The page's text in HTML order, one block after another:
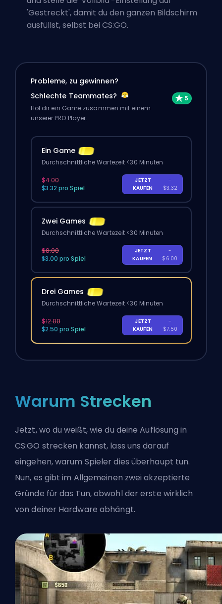
'Gestreckt', damit du den ganzen Bildschirm
ausfüllst, selbst bei CS:GO.
Probleme, zu gewinnen?
Schlechte Teammates?
Hol dir ein Game zusammen mit einem
unserer PRO Player.
Ein Game
Durchschnittliche Wartezeit <30 Minuten
$4.00
$3.32 pro Spiel
JETZT
KAUFEN
-
$3.32
Zwei Games
Durchschnittliche Wartezeit <30 Minuten
$8.00
$3.00 pro Spiel
JETZT
KAUFEN
-
$6.00
Drei Games
Durchschnittliche Wartezeit <30 Minuten
$12.00
$2.50 pro Spiel
JETZT
KAUFEN
-
$7.50
Warum Strecken
Jetzt, wo du weißt, wie du deine Auflösung in
CS:GO strecken kannst, lass uns darauf
eingehen, warum Spieler dies überhaupt tun.
Nun, es gibt im Allgemeinen zwei akzeptierte
Gründe für das Tun, obwohl der erste wirklich
von deiner Hardware abhängt.